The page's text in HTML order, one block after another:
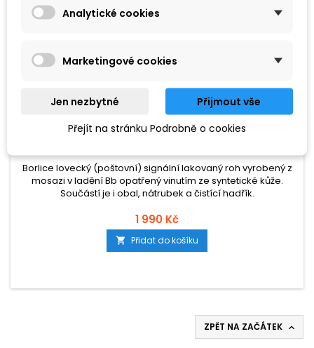
PROLINE
PROLINE BORLICE II
Borlice lovecký (poštovní) signální lakovaný roh vyrobený z
mosazi v ladění Bb opatřený vinutím ze syntetické kůže.
Součástí je i obal, nátrubek a čistící hadřík.
1 990 Kč
 Přidat do košíku
ZPĚT NA ZAČÁTEK 
Analytické cookies
Marketingové cookies
Jen nezbytné
Přijmout vše
Přejít na stránku Podrobně o cookies